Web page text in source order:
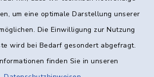
um eine optimale Darstellung unserer
Die Einwilligung zur Nutzung
wird bei Bedarf gesondert abgefragt.
finden Sie in unseren
Kontakt
Datenschutz